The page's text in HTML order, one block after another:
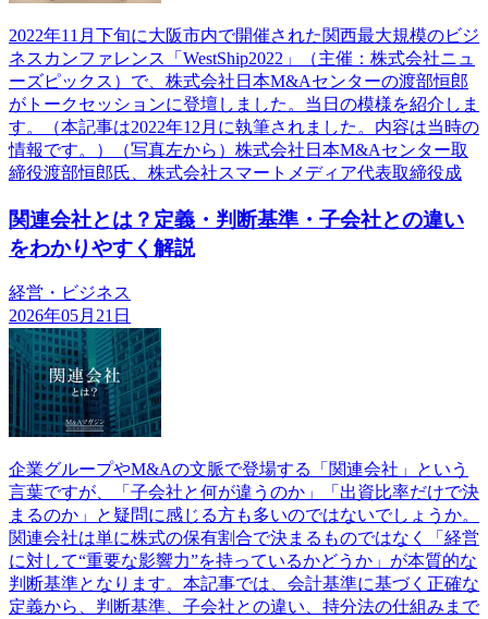
2022年11月下旬に大阪市内で開催された関西最大規模のビジ
ネスカンファレンス「WestShip2022」（主催：株式会社ニュ
ーズピックス）で、株式会社日本M&Aセンターの渡部恒郎
がトークセッションに登壇しました。当日の模様を紹介しま
す。（本記事は2022年12月に執筆されました。内容は当時の
情報です。）（写真左から）株式会社日本M&Aセンター取
締役渡部恒郎氏、株式会社スマートメディア代表取締役成
関連会社とは？定義・判断基準・子会社との違い
をわかりやすく解説
経営・ビジネス
2026年05月21日
企業グループやM&Aの文脈で登場する「関連会社」という
言葉ですが、「子会社と何が違うのか」「出資比率だけで決
まるのか」と疑問に感じる方も多いのではないでしょうか。
関連会社は単に株式の保有割合で決まるものではなく「経営
に対して“重要な影響力”を持っているかどうか」が本質的な
判断基準となります。本記事では、会計基準に基づく正確な
定義から、判断基準、子会社との違い、持分法の仕組みまで